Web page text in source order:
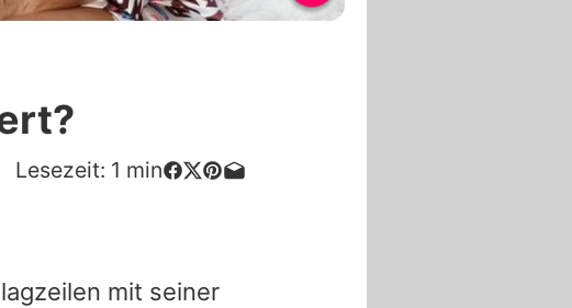
Lesezeit: 1 min
mit seiner